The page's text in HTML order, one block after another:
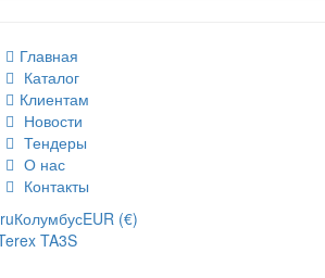
Главная
Каталог
Клиентам
Новости
Тендеры
О нас
Контакты
ruКолумбусEUR (€)
TA3S